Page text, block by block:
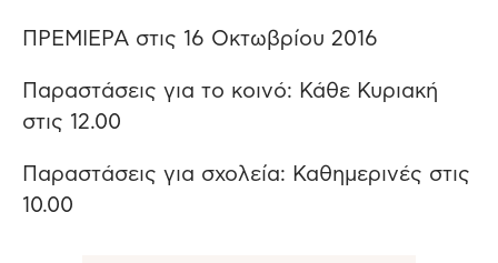
ΠΡΕΜΙΕΡΑ στις 16 Οκτωβρίου 2016
Παραστάσεις για το κοινό: Κάθε Κυριακή
στις 12.00
Παραστάσεις για σχολεία: Καθημερινές στις
10.00